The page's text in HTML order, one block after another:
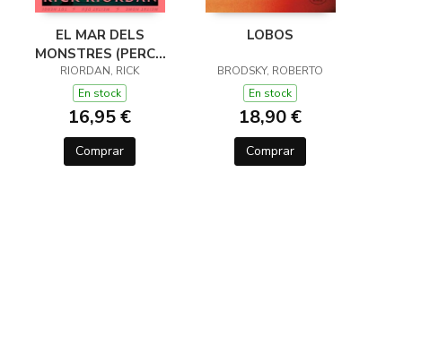
EL MAR DELS
MONSTRES (PERCY
JACKSON I ELS
DÉUS DE L'OLIMP 2)
RIORDAN, RICK
En stock
16,95 €
Comprar
LOBOS
BRODSKY, ROBERTO
En stock
18,90 €
Comprar